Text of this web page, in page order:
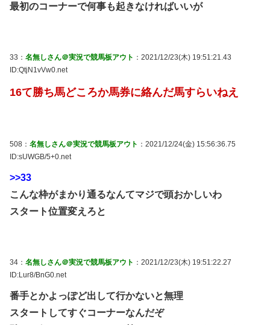
最初のコーナーで何事も起きなければいいが
33： 名無しさん＠実況で競馬板アウト ：2021/12/23(木) 19:51:21.43
ID:QtjN1vVw0.net
16て勝ち馬どころか馬券に絡んだ馬すらいねえ
508： 名無しさん＠実況で競馬板アウト ：2021/12/24(金) 15:56:36.75
ID:sUWGB/5+0.net
>>33
こんな枠がまかり通るなんてマジで頭おかしいわ
スタート位置変えろと
34： 名無しさん＠実況で競馬板アウト ：2021/12/23(木) 19:51:22.27
ID:Lur8/BnG0.net
番手とかよっぽど出して行かないと無理
スタートしてすぐコーナーなんだぞ